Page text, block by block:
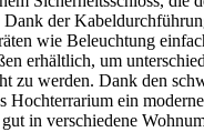
Dank der
wie Beleuchtung
erhältlich, um
zu werden. Dank den
Hochterrarium ein
in verschiedene